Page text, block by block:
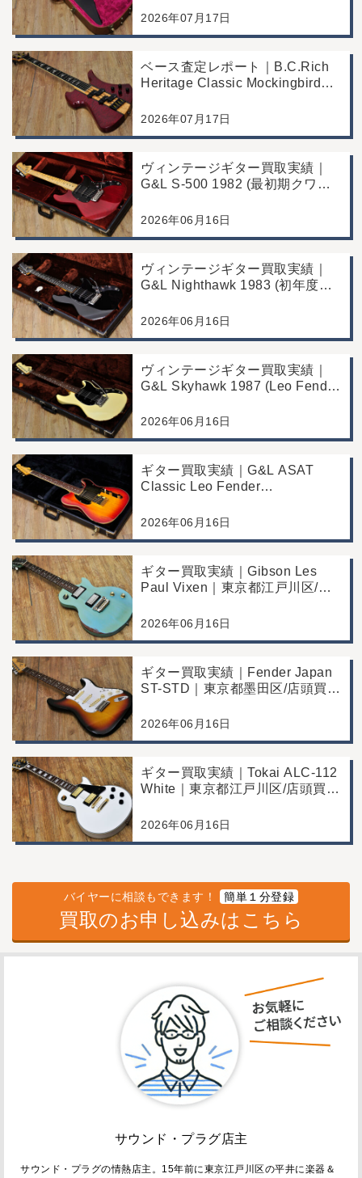
2026年07月17日
ベース査定レポート｜B.C.Rich
Heritage Classic Mockingbird
にて買取
2026年07月17日
ヴィンテージギター買取実績｜
G&L S-500 1982 (最初期クワガ
買取/コンディション良好の査定
2026年06月16日
ヴィンテージギター買取実績｜
G&L Nighthawk 1983 (初年度マ
区/店頭買取/コンディション良好
2026年06月16日
ヴィンテージギター買取実績｜
G&L Skyhawk 1987 (Leo Fender
川区/店頭買取/コンディション良
2026年06月16日
ギター買取実績｜G&L ASAT
Classic Leo Fender
江戸川区/店頭買取/コンディショ
2026年06月16日
ギター買取実績｜Gibson Les
Paul Vixen｜東京都江戸川区/店
例
2026年06月16日
ギター買取実績｜Fender Japan
ST-STD｜東京都墨田区/店頭買
2026年06月16日
ギター買取実績｜Tokai ALC-112
White｜東京都江戸川区/店頭買
2026年06月16日
バイヤーに相談もできます！ 簡単１分登録
買取のお申し込みはこちら
サウンド・プラグ店主
サウンド・プラグの情熱店主。15年前に東京江戸川区の平井に楽器＆